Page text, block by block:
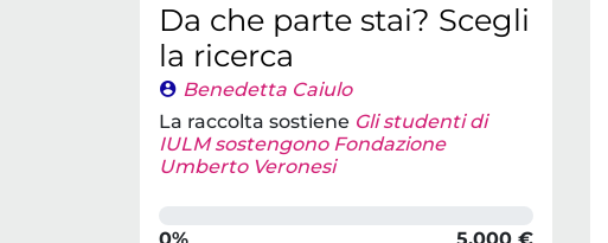
Da che parte stai? Scegli
la ricerca
Benedetta Caiulo
La raccolta sostiene Gli studenti di
IULM sostengono Fondazione
Umberto Veronesi